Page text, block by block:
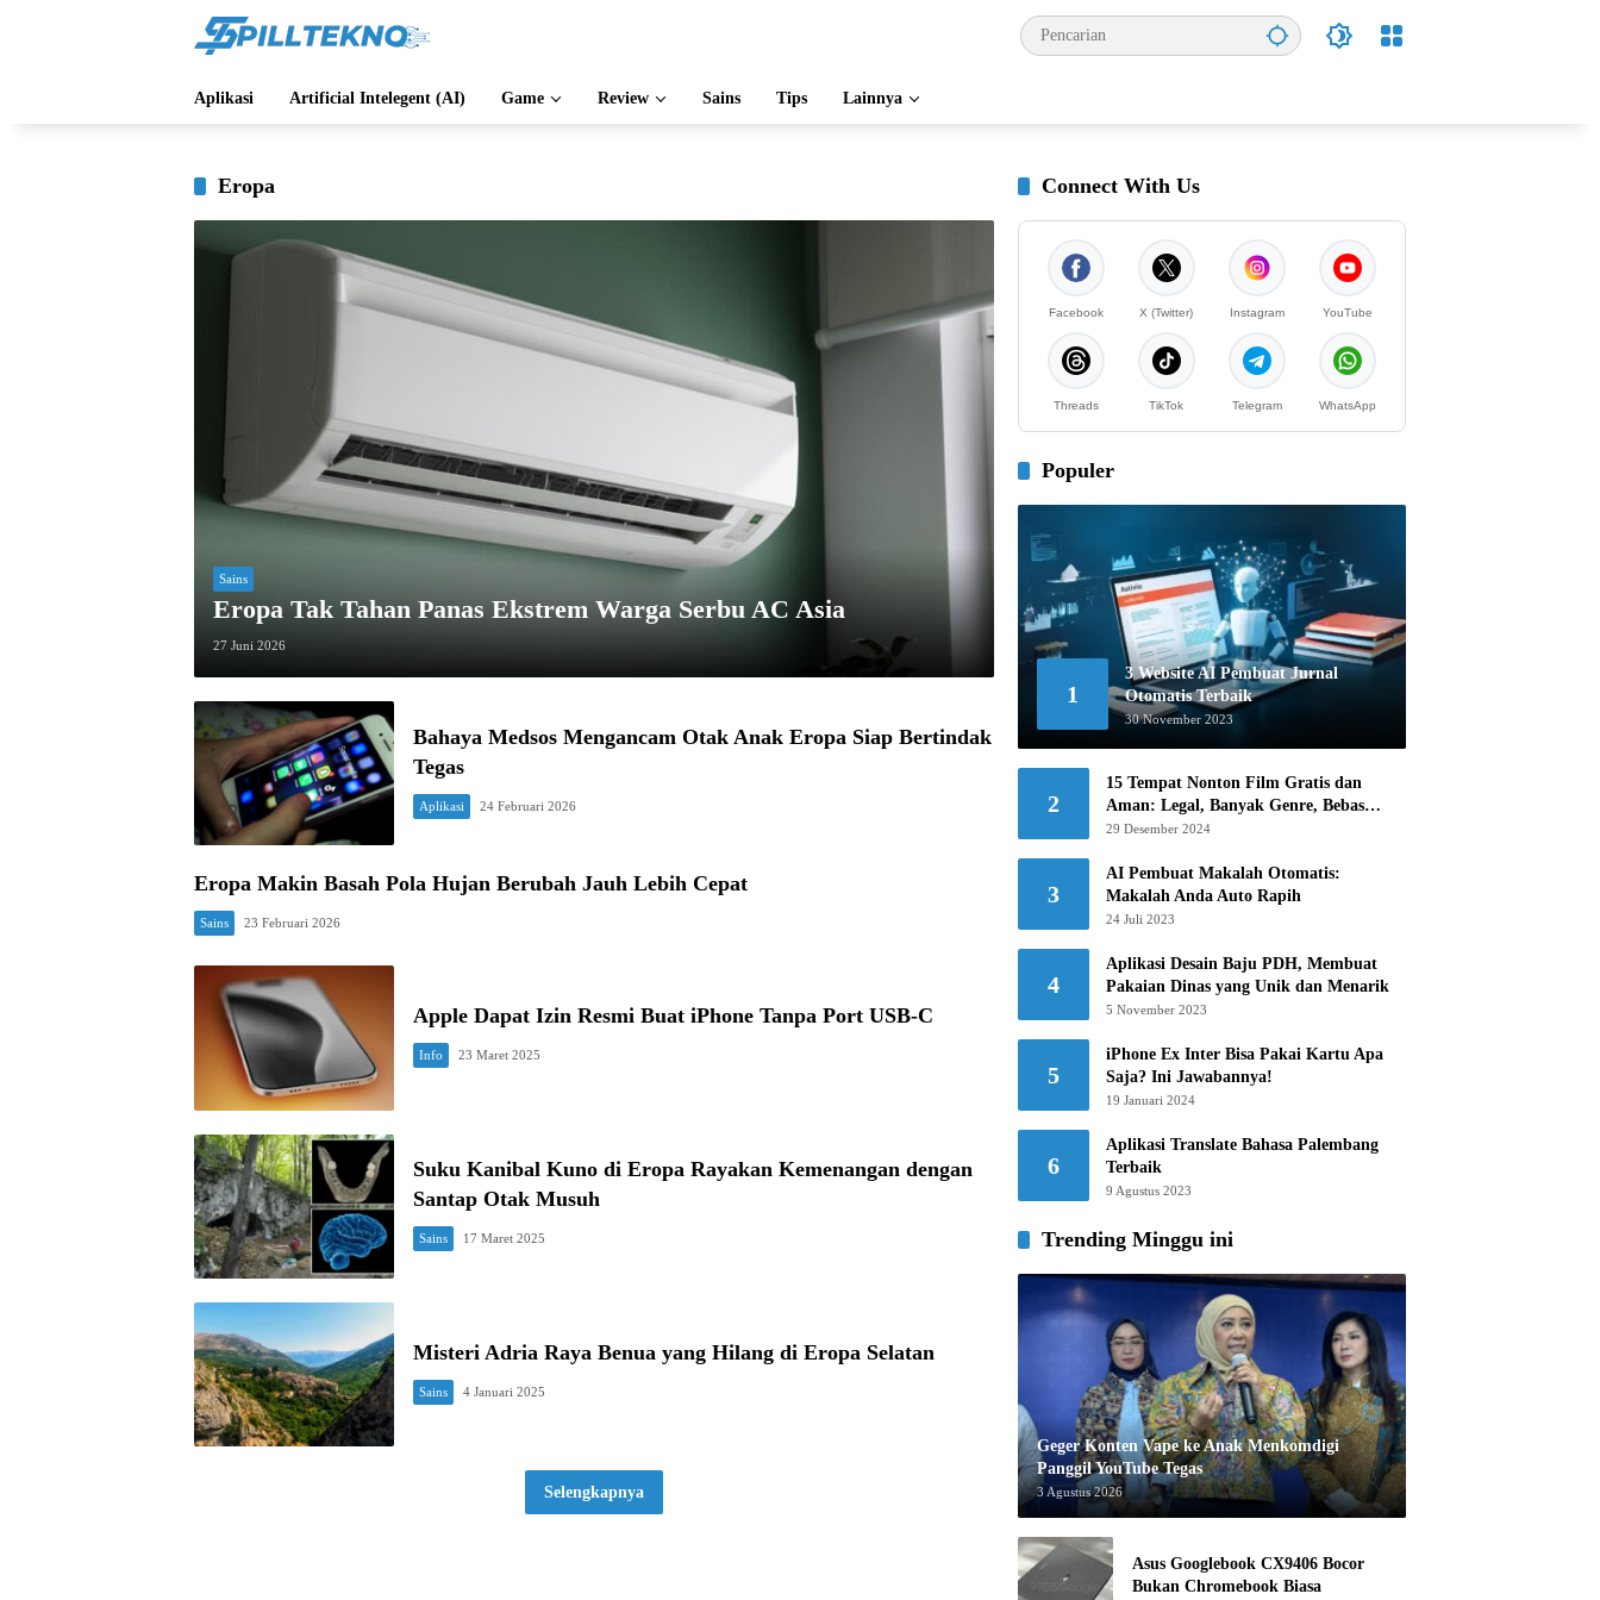
Aplikasi Artificial Intelegent (AI) Game Review Sains Tips Lainnya
Eropa
Sains
Eropa Tak Tahan Panas Ekstrem Warga Serbu AC Asia
27 Juni 2026
Bahaya Medsos Mengancam Otak Anak Eropa Siap Bertindak
Tegas
Aplikasi 24 Februari 2026
Eropa Makin Basah Pola Hujan Berubah Jauh Lebih Cepat
Sains 23 Februari 2026
Apple Dapat Izin Resmi Buat iPhone Tanpa Port USB-C
Info 23 Maret 2025
Suku Kanibal Kuno di Eropa Rayakan Kemenangan dengan
Santap Otak Musuh
Sains 17 Maret 2025
Misteri Adria Raya Benua yang Hilang di Eropa Selatan
Sains 4 Januari 2025
Selengkapnya
Connect With Us
Facebook X (Twitter) Instagram YouTube
Threads TikTok Telegram WhatsApp
Populer
1
3 Website AI Pembuat Jurnal
Otomatis Terbaik
30 November 2023
2
15 Tempat Nonton Film Gratis dan
Aman: Legal, Banyak Genre, Bebas
Khawatir!
29 Desember 2024
3
AI Pembuat Makalah Otomatis:
Makalah Anda Auto Rapih
24 Juli 2023
4
Aplikasi Desain Baju PDH, Membuat
Pakaian Dinas yang Unik dan Menarik
5 November 2023
5
iPhone Ex Inter Bisa Pakai Kartu Apa
Saja? Ini Jawabannya!
19 Januari 2024
6
Aplikasi Translate Bahasa Palembang
Terbaik
9 Agustus 2023
Trending Minggu ini
Geger Konten Vape ke Anak Menkomdigi
Panggil YouTube Tegas
3 Agustus 2026
Asus Googlebook CX9406 Bocor
Bukan Chromebook Biasa